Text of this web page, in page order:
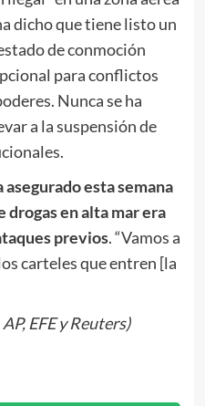
dicho que tiene listo un
de conmoción
para conflictos
Nunca se ha
a la suspensión de
asegurado esta semana
en alta mar era
previos. “Vamos a
carteles que entren [la
EFE y Reuters)